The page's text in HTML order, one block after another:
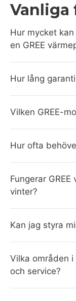
Vanliga
Hur mycket
en GREE
Hur lång
Vilken GREE-
Hur ofta
Fungerar
vinter?
Kan jag styra
Vilka områden
och service?